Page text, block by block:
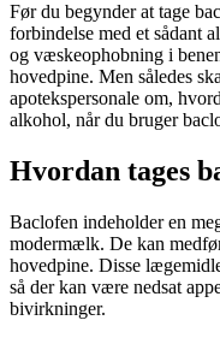
Før du begynder at tage
forbindelse med et sådant
og væskeophobning i
hovedpine. Men således
apotekspersonale om,
alkohol, når du bruger
Hvordan tages
Baclofen indeholder en
modermælk. De kan
hovedpine. Disse
så der kan være nedsat
bivirkninger.